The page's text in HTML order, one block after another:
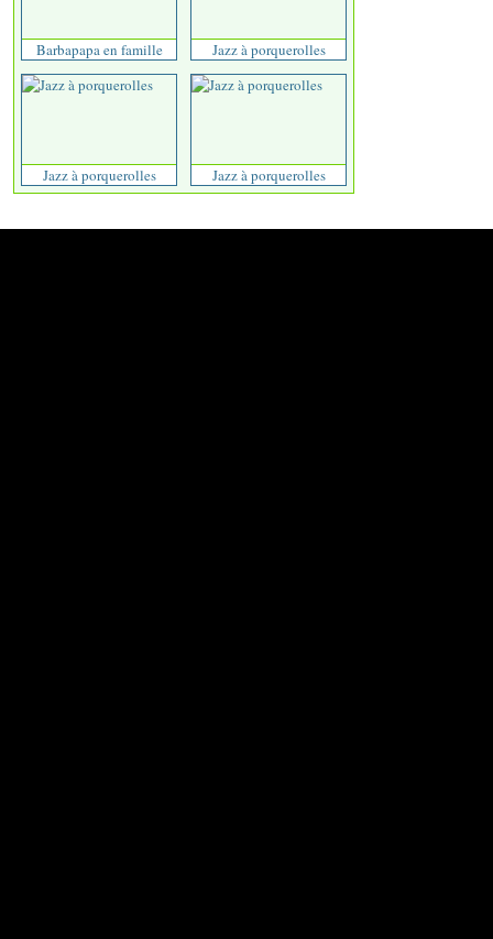
Barbapapa en famille Jazz à porquerolles
Jazz à porquerolles Jazz à porquerolles